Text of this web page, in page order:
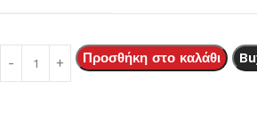
Προσθήκη στο καλάθι